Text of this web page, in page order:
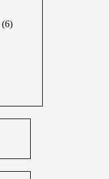
(6)